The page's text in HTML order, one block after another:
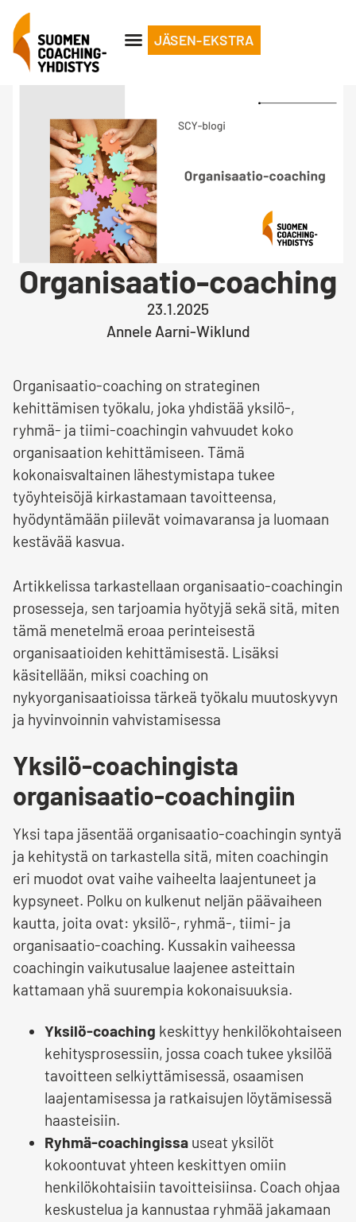
JÄSEN-EKSTRA
Organisaatio-coaching
23.1.2025
Annele Aarni-Wiklund
Organisaatio-coaching on strateginen
kehittämisen työkalu, joka yhdistää yksilö-,
ryhmä- ja tiimi-coachingin vahvuudet koko
organisaation kehittämiseen. Tämä
kokonaisvaltainen lähestymistapa tukee
työyhteisöjä kirkastamaan tavoitteensa,
hyödyntämään piilevät voimavaransa ja luomaan
kestävää kasvua.
Artikkelissa tarkastellaan organisaatio-coachingin
prosesseja, sen tarjoamia hyötyjä sekä sitä, miten
tämä menetelmä eroaa perinteisestä
organisaatioiden kehittämisestä. Lisäksi
käsitellään, miksi coaching on
nykyorganisaatioissa tärkeä työkalu muutoskyvyn
ja hyvinvoinnin vahvistamisessa
Yksilö-coachingista
organisaatio-coachingiin
Yksi tapa jäsentää organisaatio-coachingin syntyä
ja kehitystä on tarkastella sitä, miten coachingin
eri muodot ovat vaihe vaiheelta laajentuneet ja
kypsyneet. Polku on kulkenut neljän päävaiheen
kautta, joita ovat: yksilö-, ryhmä-, tiimi- ja
organisaatio-coaching. Kussakin vaiheessa
coachingin vaikutusalue laajenee asteittain
kattamaan yhä suurempia kokonaisuuksia.
Yksilö-coaching keskittyy henkilökohtaiseen
kehitysprosessiin, jossa coach tukee yksilöä
tavoitteen selkiyttämisessä, osaamisen
laajentamisessa ja ratkaisujen löytämisessä
haasteisiin.
Ryhmä-coachingissa useat yksilöt
kokoontuvat yhteen keskittyen omiin
henkilökohtaisiin tavoitteisiinsa. Coach ohjaa
keskustelua ja kannustaa ryhmää jakamaan